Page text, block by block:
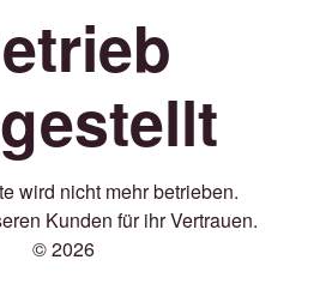
wird nicht mehr betrieben.
Kunden für ihr Vertrauen.
© 2026